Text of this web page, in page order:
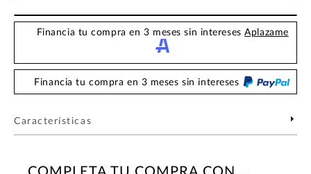
Financia tu compra en 3 meses sin interesesAplazame
Financia tu compra en 3 meses sin intereses
Características